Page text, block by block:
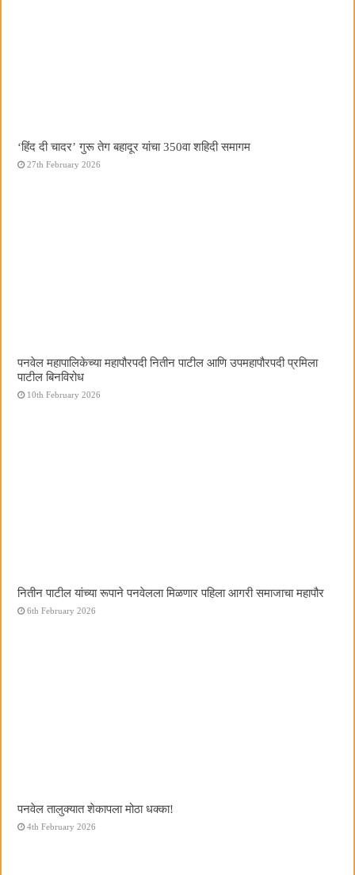
‘हिंद दी चादर’ गुरू तेग बहादूर यांचा 350वा शहिदी समागम
27th February 2026
पनवेल महापालिकेच्या महापौरपदी नितीन पाटील आणि उपमहापौरपदी प्रमिला
पाटील बिनविरोध
10th February 2026
नितीन पाटील यांच्या रूपाने पनवेलला मिळणार पहिला आगरी समाजाचा महापौर
6th February 2026
पनवेल तालुक्यात शेकापला मोठा धक्का!
4th February 2026